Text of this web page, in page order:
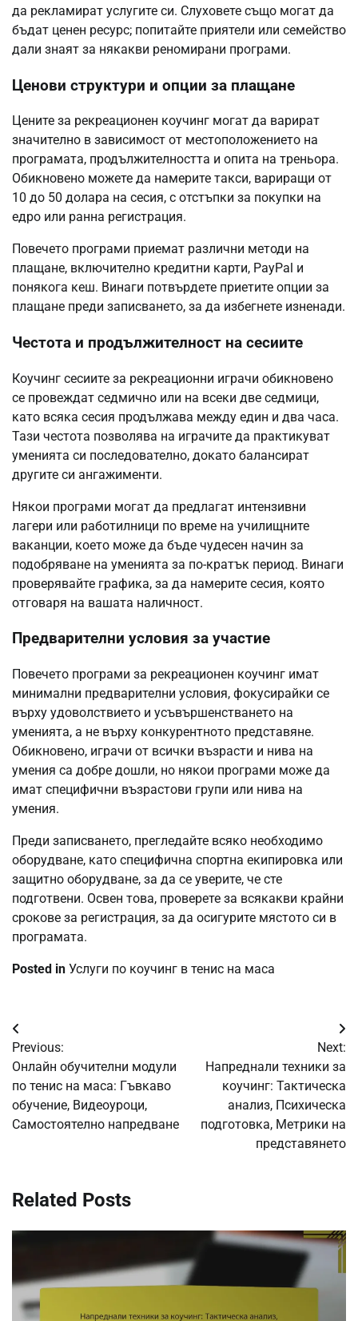
да рекламират услугите си. Слуховете също могат да
бъдат ценен ресурс; попитайте приятели или семейство
дали знаят за някакви реномирани програми.
Ценови структури и опции за плащане
Цените за рекреационен коучинг могат да варират
значително в зависимост от местоположението на
програмата, продължителността и опита на треньора.
Обикновено можете да намерите такси, вариращи от
10 до 50 долара на сесия, с отстъпки за покупки на
едро или ранна регистрация.
Повечето програми приемат различни методи на
плащане, включително кредитни карти, PayPal и
понякога кеш. Винаги потвърдете приетите опции за
плащане преди записването, за да избегнете изненади.
Честота и продължителност на сесиите
Коучинг сесиите за рекреационни играчи обикновено
се провеждат седмично или на всеки две седмици,
като всяка сесия продължава между един и два часа.
Тази честота позволява на играчите да практикуват
уменията си последователно, докато балансират
другите си ангажименти.
Някои програми могат да предлагат интензивни
лагери или работилници по време на училищните
ваканции, което може да бъде чудесен начин за
подобряване на уменията за по-кратък период. Винаги
проверявайте графика, за да намерите сесия, която
отговаря на вашата наличност.
Предварителни условия за участие
Повечето програми за рекреационен коучинг имат
минимални предварителни условия, фокусирайки се
върху удоволствието и усъвършенстването на
уменията, а не върху конкурентното представяне.
Обикновено, играчи от всички възрасти и нива на
умения са добре дошли, но някои програми може да
имат специфични възрастови групи или нива на
умения.
Преди записването, прегледайте всяко необходимо
оборудване, като специфична спортна екипировка или
защитно оборудване, за да се уверите, че сте
подготвени. Освен това, проверете за всякакви крайни
срокове за регистрация, за да осигурите мястото си в
програмата.
Posted in Услуги по коучинг в тенис на маса
Post
navigation
Previous:
Онлайн обучителни модули
по тенис на маса: Гъвкаво
обучение, Видеоуроци,
Самостоятелно напредване
Next:
Напреднали техники за
коучинг: Тактическа
анализ, Психическа
подготовка, Метрики на
представянето
Related Posts